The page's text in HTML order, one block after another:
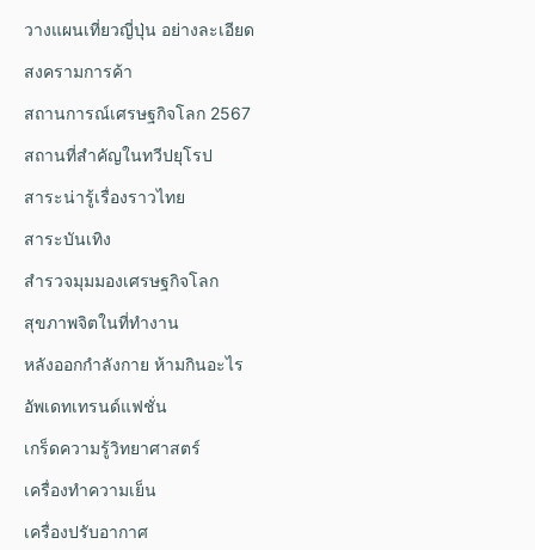
วางแผนเที่ยวญี่ปุ่น อย่างละเอียด
สงครามการค้า
สถานการณ์เศรษฐกิจโลก 2567
สถานที่สำคัญในทวีปยุโรป
สาระน่ารู้เรื่องราวไทย
สาระบันเทิง
สำรวจมุมมองเศรษฐกิจโลก
สุขภาพจิตในที่ทำงาน
หลังออกกําลังกาย ห้ามกินอะไร
อัพเดทเทรนด์แฟชั่น
เกร็ดความรู้วิทยาศาสตร์
เครื่องทำความเย็น
เครื่องปรับอากาศ